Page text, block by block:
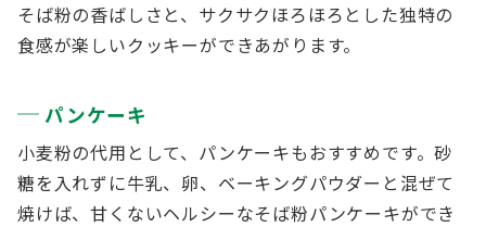
そば粉の香ばしさと、サクサクほろほろとした独特の
食感が楽しいクッキーができあがります。
パンケーキ
小麦粉の代用として、パンケーキもおすすめです。砂
糖を入れずに牛乳、卵、ベーキングパウダーと混ぜて
焼けば、甘くないヘルシーなそば粉パンケーキができ